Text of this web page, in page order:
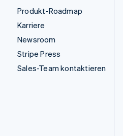
Produkt-Roadmap
Karriere
Newsroom
Stripe Press
Sales-Team kontaktieren